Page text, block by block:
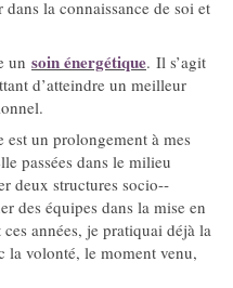
la connaissance de soi et
un soin énergétique. Il s’agit
d’atteindre un meilleur
est un prolongement à mes
passées dans le milieu
deux structures socio-­
des équipes dans la mise en
années, je pratiquai déjà la
la volonté, le moment venu,